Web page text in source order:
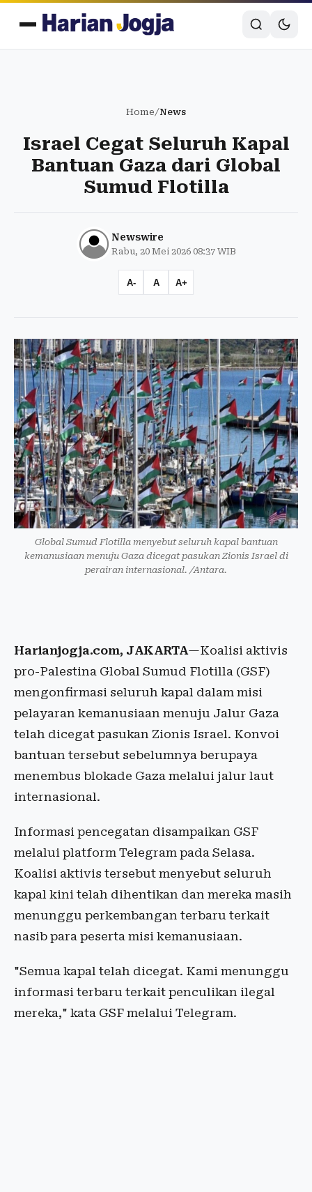
Home/News
Israel Cegat Seluruh Kapal
Bantuan Gaza dari Global
Sumud Flotilla
Newswire
Rabu, 20 Mei 2026 08:37 WIB
A- A A+
Global Sumud Flotilla menyebut seluruh kapal bantuan
kemanusiaan menuju Gaza dicegat pasukan Zionis Israel di
perairan internasional. /Antara.
Harianjogja.com, JAKARTA—Koalisi aktivis
pro-Palestina Global Sumud Flotilla (GSF)
mengonfirmasi seluruh kapal dalam misi
pelayaran kemanusiaan menuju Jalur Gaza
telah dicegat pasukan Zionis Israel. Konvoi
bantuan tersebut sebelumnya berupaya
menembus blokade Gaza melalui jalur laut
internasional.
Informasi pencegatan disampaikan GSF
melalui platform Telegram pada Selasa.
Koalisi aktivis tersebut menyebut seluruh
kapal kini telah dihentikan dan mereka masih
menunggu perkembangan terbaru terkait
nasib para peserta misi kemanusiaan.
"Semua kapal telah dicegat. Kami menunggu
informasi terbaru terkait penculikan ilegal
mereka," kata GSF melalui Telegram.